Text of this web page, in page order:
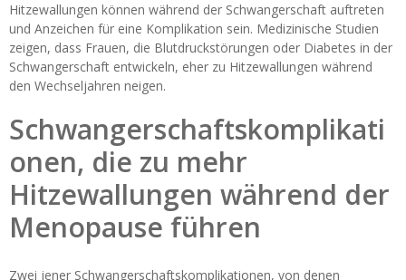
Hitzewallungen können während der Schwangerschaft auftreten
und Anzeichen für eine Komplikation sein. Medizinische Studien
zeigen, dass Frauen, die Blutdruckstörungen oder Diabetes in der
Schwangerschaft entwickeln, eher zu Hitzewallungen während
den Wechseljahren neigen.
Schwangerschaftskomplikati
onen, die zu mehr
Hitzewallungen während der
Menopause führen
Zwei jener Schwangerschaftskomplikationen, von denen